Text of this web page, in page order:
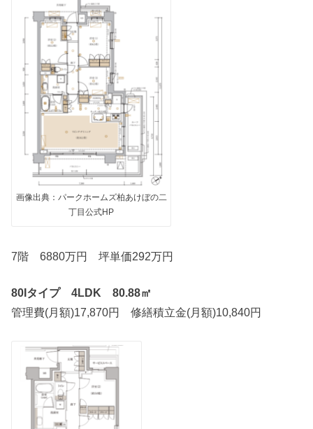
画像出典：パークホームズ柏あけぼの二
丁目公式HP
7階 6880万円 坪単価292万円
80Iタイプ 4LDK 80.88㎡
管理費(月額)17,870円 修繕積立金(月額)10,840円